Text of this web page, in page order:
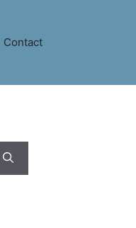
Contact